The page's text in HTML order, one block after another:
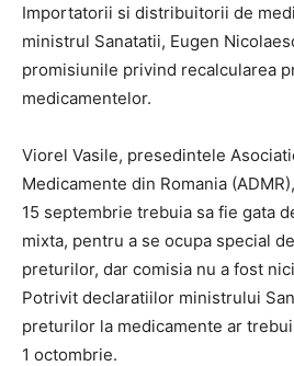
Importatorii si distribuitorii de
ministrul Sanatatii, Eugen
promisiunile privind recalcularea
medicamentelor.
Viorel Vasile, presedintele
Medicamente din Romania
15 septembrie trebuia sa fie gata
mixta, pentru a se ocupa special
preturilor, dar comisia nu a fost
Potrivit declaratiilor ministrului
preturilor la medicamente ar
1 octombrie.